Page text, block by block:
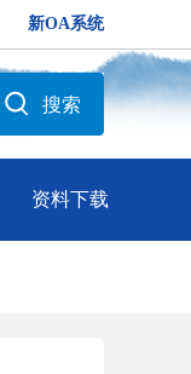
新OA系统
资料下载